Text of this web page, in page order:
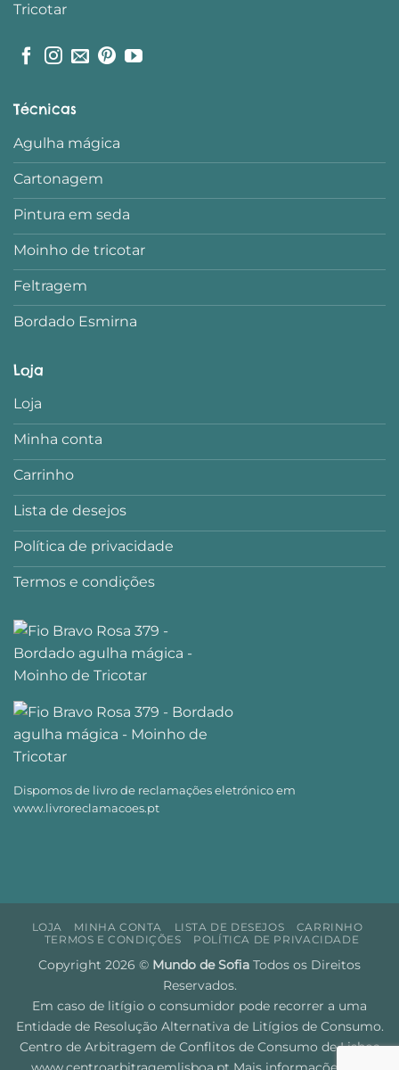
Técnicas
Agulha mágica
Cartonagem
Pintura em seda
Moinho de tricotar
Feltragem
Bordado Esmirna
Loja
Loja
Minha conta
Carrinho
Lista de desejos
Política de privacidade
Termos e condições
Dispomos de livro de reclamações eletrónico em
www.livroreclamacoes.pt
LOJA MINHA CONTA LISTA DE DESEJOS
CARRINHO
TERMOS E CONDIÇÕES
POLÍTICA DE PRIVACIDADE
Copyright 2026 © Mundo de Sofia Todos os Direitos
Reservados.
Em caso de litígio o consumidor pode recorrer a uma
Entidade de Resolução Alternativa de Litígios de Consumo.
Centro de Arbitragem de Conflitos de Consumo de Lisboa